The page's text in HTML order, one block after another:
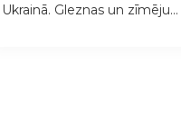
Ukrainā. Gleznas un zīmēju...